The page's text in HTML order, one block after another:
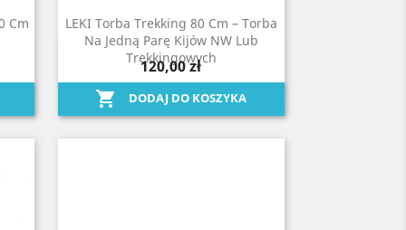
Cm
LEKI Torba Trekking 80 Cm – Torba
Na Jedną Parę Kijów NW Lub
Trekkingowych
120,00 zł
 DODAJ DO KOSZYKA
Szybki podgląd